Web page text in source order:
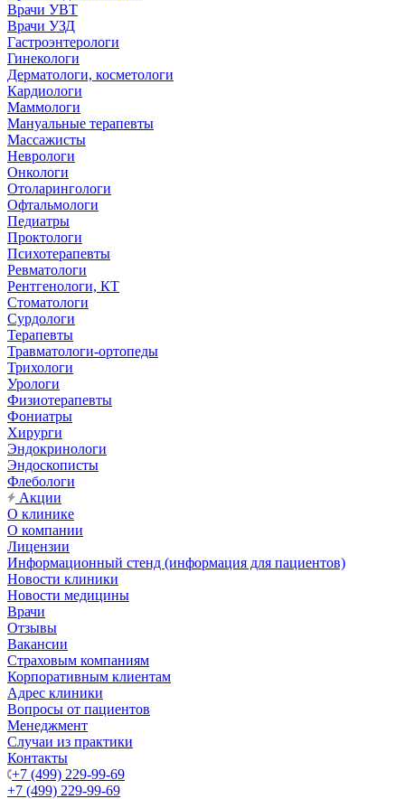
Врачи УВТ
Врачи УЗД
Гастроэнтерологи
Гинекологи
Дерматологи, косметологи
Кардиологи
Маммологи
Мануальные терапевты
Массажисты
Неврологи
Онкологи
Отоларингологи
Офтальмологи
Педиатры
Проктологи
Психотерапевты
Ревматологи
Рентгенологи, КТ
Стоматологи
Сурдологи
Терапевты
Травматологи-ортопеды
Трихологи
Урологи
Физиотерапевты
Фониатры
Хирурги
Эндокринологи
Эндоскописты
Флебологи
Акции
О клинике
О компании
Лицензии
Информационный стенд (информация для пациентов)
Новости клиники
Новости медицины
Врачи
Отзывы
Вакансии
Страховым компаниям
Корпоративным клиентам
Адрес клиники
Вопросы от пациентов
Менеджмент
Случаи из практики
Контакты
+7 (499) 229-99-69
+7 (499) 229-99-69